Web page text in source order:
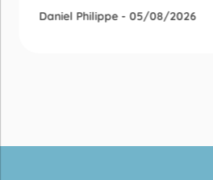
Daniel Philippe - 05/08/2026